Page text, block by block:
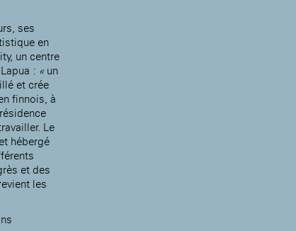
ses
en
un centre
: « un
et crée
finnois, à
Le
hébergé
et des
les